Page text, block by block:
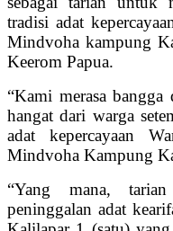
tradisi adat
Mindvoha kampung
Keerom Papua.
“Kami merasa bangga
hangat dari warga
adat kepercayaan
Mindvoha Kampung
“Yang mana,
peninggalan adat